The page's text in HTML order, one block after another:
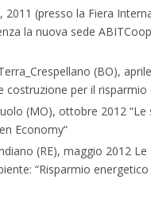
(presso la Fiera
la nuova sede
(BO),
costruzione per il risparmio
(MO), ottobre 2012 “Le
Economy“
(RE), maggio 2012 Le
“Risparmio energetico